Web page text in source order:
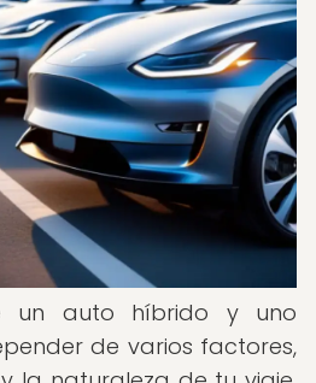
un auto híbrido y uno
de varios factores,